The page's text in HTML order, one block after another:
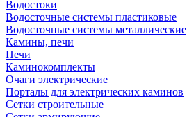
Водостоки
Водосточные системы пластиковые
Водосточные системы металлические
Камины, печи
Печи
Каминокомплекты
Очаги электрические
Порталы для электрических каминов
Сетки строительные